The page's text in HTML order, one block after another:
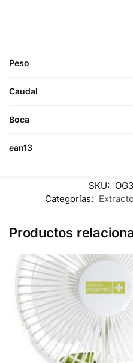
Peso
Caudal
Boca
ean13
SKU:
Categorías:
Productos